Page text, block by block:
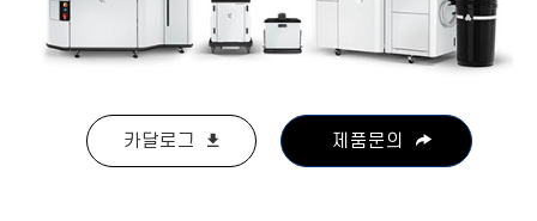
카달로그 제품문의